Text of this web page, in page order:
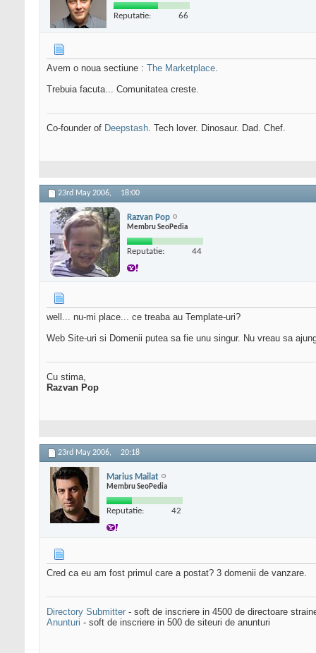
Reputatie: 66
Avem o noua sectiune : The Marketplace.
Trebuia facuta... Comunitatea creste.
Co-founder of Deepstash. Tech lover. Dinosaur. Dad. Chef.
23rd May 2006, 18:00
Razvan Pop
Membru SeoPedia
Reputatie: 44
well... nu-mi place... ce treaba au Template-uri?
Web Site-uri si Domenii putea sa fie unu singur. Nu vreau sa
Cu stima,
Razvan Pop
23rd May 2006, 20:18
Marius Mailat
Membru SeoPedia
Reputatie: 42
Cred ca eu am fost primul care a postat? 3 domenii de vanzare.
Directory Submitter - soft de inscriere in 4500 de directoare
Anunturi - soft de inscriere in 500 de siteuri de anunturi